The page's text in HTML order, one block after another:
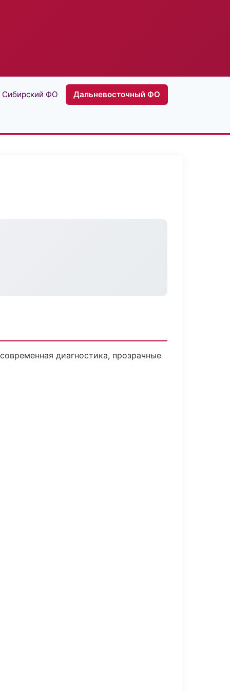
Сибирский ФО Дальневосточный ФО
диагностика, прозрачные